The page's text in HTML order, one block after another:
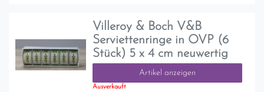
Villeroy & Boch V&B
Serviettenringe in OVP (6
Stück) 5 x 4 cm neuwertig
Artikel anzeigen
Ausverkauft